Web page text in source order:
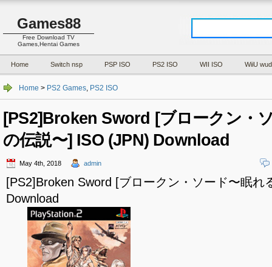
Games88
Free Download TV
Games,Hentai Games
Home Switch nsp PSP ISO PS2 ISO WII ISO WiiU wud
Home > PS2 Games, PS2 ISO
[PS2]Broken Sword [ブロークン・
の伝説〜] ISO (JPN) Download
May 4th, 2018 admin
[PS2]Broken Sword [ブロークン・ソード〜眠れ
Download